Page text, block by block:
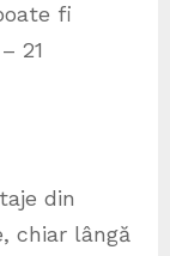
fi
21
din
chiar lângă